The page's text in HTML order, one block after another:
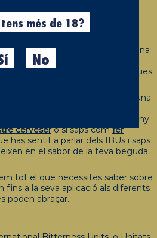
humans, (o no, si ets un alienígena
Artificial) ens encanta posar-hi
ser amb unes sigles simpàtiques,
com a criatura adorable d'una
arribat al bosc dels Ibus”)
aquest terme. Però res més lluny
cervesero si saps comfer
has sentit a parlar dels IBUs i saps
en el sabor de la teva beguda
tot el que necessites saber sobre
fins a la seva aplicació als diferents
poden abraçar.
tens més de 18?
No